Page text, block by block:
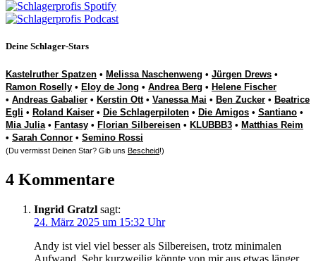
Deine Schlager-Stars
Kastelruther Spatzen • Melissa Naschenweng • Jürgen Drews •
Ramon Roselly • Eloy de Jong • Andrea Berg • Helene Fischer
• Andreas Gabalier • Kerstin Ott• Vanessa Mai • Ben Zucker • Beatrice
Egli • Roland Kaiser • Die Schlagerpiloten • Die Amigos • Santiano •
Mia Julia• Fantasy • Florian Silbereisen • KLUBBB3 • Matthias Reim
• Sarah Connor • Semino Rossi
(Du vermisst Deinen Star? Gib uns Bescheid!)
4 Kommentare
Ingrid Gratzl sagt:
24. März 2025 um 15:32 Uhr
Andy ist viel viel besser als Silbereisen, trotz minimalen
Aufwand. Sehr kurzweilig,könnte von mir aus etwas länger